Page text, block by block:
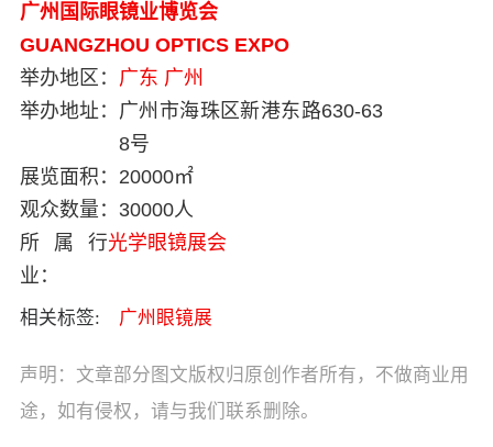
广州国际眼镜业博览会
GUANGZHOU OPTICS EXPO
举办地区： 广东 广州
举办地址： 广州市海珠区新港东路630-63
8号
展览面积： 20000㎡
观众数量： 30000人
所属行
业：
光学眼镜展会
相关标签: 广州眼镜展
声明：文章部分图文版权归原创作者所有，不做商业用
途，如有侵权，请与我们联系删除。